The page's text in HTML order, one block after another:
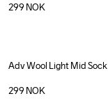
299 NOK
Adv Wool Light Mid Sock
299 NOK